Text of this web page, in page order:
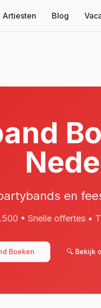
Artiesten Blog
en
• Snelle offertes •
Boeken 🔍 Bekijk